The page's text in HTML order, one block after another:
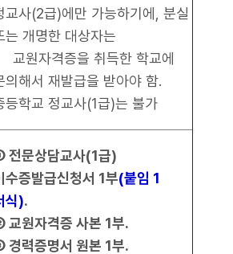
교사(2급)에만 가능하기에, 분실
는 개명한 대상자는
교원자격증을 취득한 학교에
의해서 재발급을 받아야 함.
등학교 정교사(1급)는 불가
전문상담교사(1급)
수증발급신청서 1부(붙임 1
식).
교원자격증 사본 1부.
경력증명서 원본 1부.